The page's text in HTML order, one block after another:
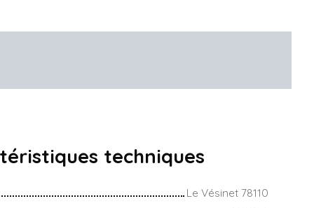
techniques
Le Vésinet 78110